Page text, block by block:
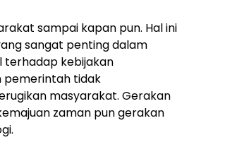
sampai kapan pun. Hal ini
sangat penting dalam
terhadap kebijakan
pemerintah tidak
masyarakat. Gerakan
zaman pun gerakan